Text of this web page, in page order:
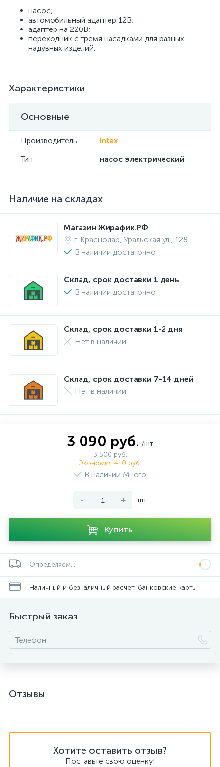
насос;
автомобильный адаптер 12В;
адаптер на 220В;
переходник с тремя насадками для разных
надувных изделий.
Характеристики
Основные
Производитель
Intex
Тип
насос электрический
Наличие на складах
Магазин Жирафик.РФ
г. Краснодар, Уральская ул., 128
В наличии достаточно
Склад, срок доставки 1 день
В наличии достаточно
Склад, срок доставки 1-2 дня
Нет в наличии
Склад, срок доставки 7-14 дней
Нет в наличии
3 090 руб. /шт
3 500 руб.
Экономия 410 руб.
В наличии Много
- + шт
Купить
Определяем...
Наличный и безналичный расчет, банковские карты
Быстрый заказ
Отзывы
Хотите оставить отзыв?
Поставьте свою оценку!